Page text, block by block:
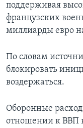
поддерживая
французских
миллиарды евро
По словам
блокировать
воздержаться.
Оборонные
отношении к ВВП